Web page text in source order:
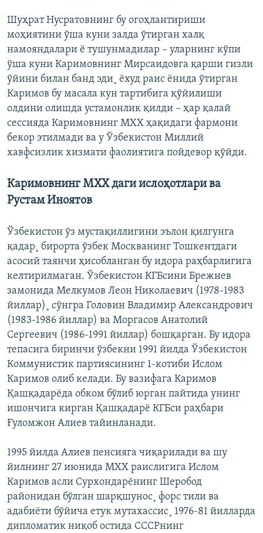
Шуҳрат Нусратовнинг бу огоҳлантириши
моҳиятини ўша куни залда ўтирган халқ
намояндалари ë тушунмадилар – уларнинг кўпи
ўша куни Каримовнинг Мирсаидовга қарши гизли
ўйини билан банд эди¸ ëхуд раис ëнида ўтирган
Каримов бу масала кун тартибига қўйилиши
олдини олишда устамонлик қилди – ҳар қалай
сессияда Каримовнинг МХХ ҳақидаги фармони
бекор этилмади ва у Ўзбекистон Миллий
хавфсизлик хизмати фаолиятига пойдевор қўйди.
Каримовнинг МХХ даги ислоҳотлари ва
Рустам Иноятов
Ўзбекистон ўз мустақиллигини эълон қилгунга
қадар¸ бирорта ўзбек Москванинг Тошкентдаги
асосий таянчи ҳисобланган бу идора раҳбарлигига
келтирилмаган. Ўзбекистон КГБсини Брежнев
замонида Мелкумов Леон Николаевич (1978-1983
йиллар)¸ сўнгра Головин Владимир Александрович
(1983-1986 йиллар) ва Моргасов Анатолий
Сергеевич (1986-1991 йиллар) бошқарган. Бу идора
тепасига биринчи ўзбекни 1991 йилда Ўзбекистон
Коммунистик партиясининг 1-котиби Ислом
Каримов олиб келади. Бу вазифага Каримов
Қашқадарëда обком бўлиб юрган пайтида унинг
ишончига кирган Қашқадарë КГБси раҳбари
Ғуломжон Алиев тайинланади.
1995 йилда Алиев пенсияга чиқарилади ва шу
йилнинг 27 июнида МХХ раислигига Ислом
Каримов асли Сурхондарëнинг Шеробод
районидан бўлган шарқшунос¸ форс тили ва
адабиëти бўйича етук мутахассис¸ 1976-81 йилларда
дипломатик ниқоб остида СССРнинг